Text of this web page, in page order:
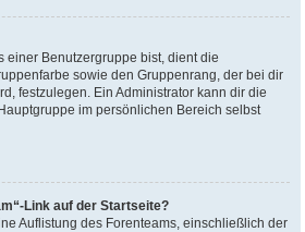
einer Benutzergruppe bist, dient die
sowie den Gruppenrang, der bei dir
festzulegen. Ein Administrator kann dir die
im persönlichen Bereich selbst
Link auf der Startseite?
Auflistung des Forenteams, einschließlich der